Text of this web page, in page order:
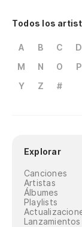
Todos los
A B C D
M
N O P
Y
Z #
Explorar
Canciones
Artistas
Álbumes
Playlists
Lanzamientos